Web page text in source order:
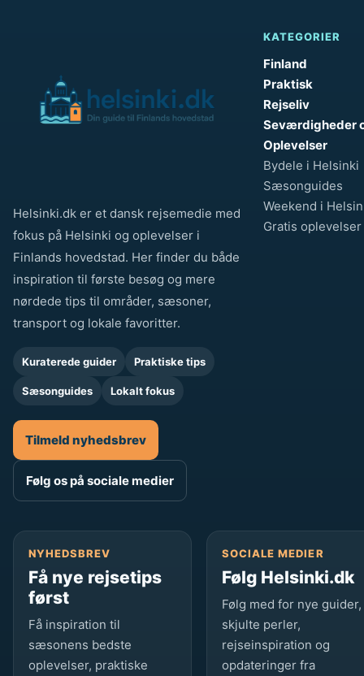
Helsinki.dk er et dansk rejsemedie med
fokus på Helsinki og oplevelser i
Finlands hovedstad. Her finder du både
inspiration til første besøg og mere
nørdede tips til områder, sæsoner,
transport og lokale favoritter.
Kuraterede guider Praktiske tips
Sæsonguides Lokalt fokus
Tilmeld nyhedsbrev
Følg os på sociale medier
KATEGORIER
Finland
Praktisk
Rejseliv
Seværdigheder
Oplevelser
Bydele i Helsinki
Sæsonguides
Weekend i
Gratis oplevelser
NYHEDSBREV
Få nye rejsetips
først
Få inspiration til
sæsonens bedste
oplevelser, praktiske
SOCIALE MEDIER
Følg Helsinki.dk
Følg med for nye guider,
skjulte perler,
rejseinspiration og
opdateringer fra